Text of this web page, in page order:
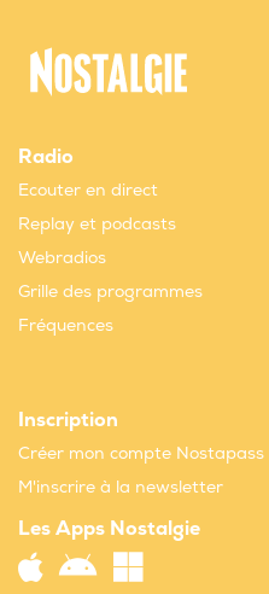
Radio
Ecouter en direct
Replay et podcasts
Webradios
Grille des programmes
Fréquences
Inscription
Créer mon compte Nostapass
M'inscrire à la newsletter
Les Apps Nostalgie